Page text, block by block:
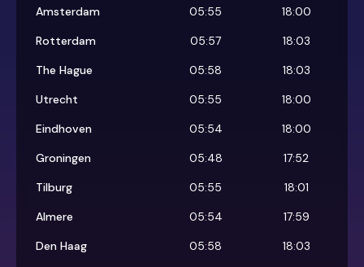
Amsterdam 05:55
18:00
Rotterdam
05:57
18:03
The Hague
05:58
18:03
Utrecht
05:55
18:00
Eindhoven
05:54
18:00
Groningen
05:48
17:52
Tilburg
05:55
18:01
Almere
05:54
17:59
Den Haag
05:58
18:03